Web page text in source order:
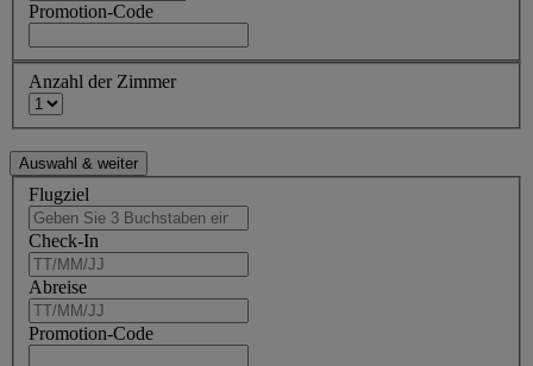
Promotion-Code
Anzahl der Zimmer
Flugziel
Check-In
Abreise
Promotion-Code